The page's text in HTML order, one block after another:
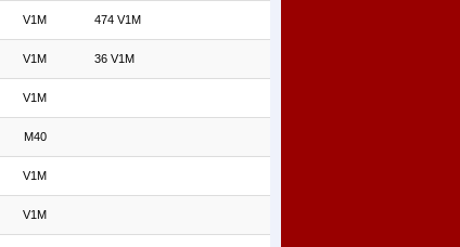
V1M 474 V1M
V1M 36 V1M
V1M
M40
V1M
V1M